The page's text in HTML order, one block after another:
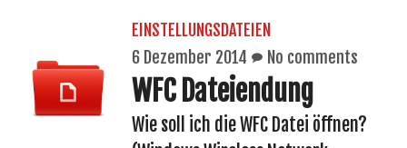
EINSTELLUNGSDATEIEN
6 Dezember 2014
No comments
WFC Dateiendung
Wie soll ich die WFC Datei öffnen?